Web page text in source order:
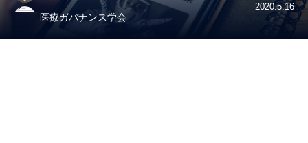
医療ガバナンス学会
2020.5.16